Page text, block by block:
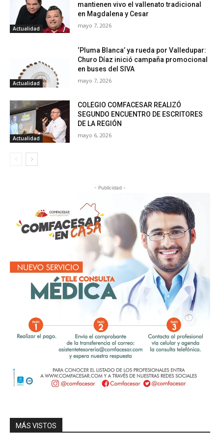
Actualidad
mantienen vivo el vallenato tradicional
en Magdalena y Cesar
mayo 7, 2026
Actualidad
‘Pluma Blanca’ ya rueda por Valledupar:
Churo Díaz inició campaña promocional
en buses del SIVA
mayo 7, 2026
Actualidad
COLEGIO COMFACESAR REALIZÓ
SEGUNDO ENCUENTRO DE ESCRITORES
DE LA REGIÓN
mayo 6, 2026
- Publicidad -
MÁS VISTOS